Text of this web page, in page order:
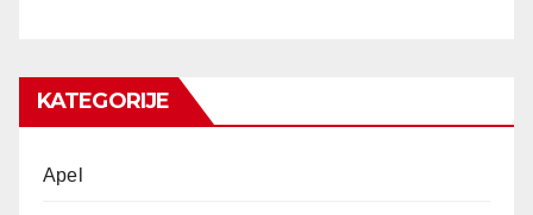
KATEGORIJE
Apel